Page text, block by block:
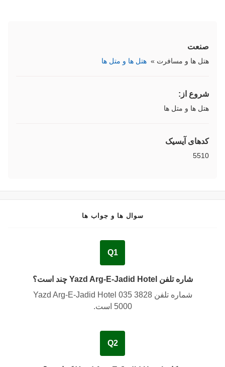
صنعت
هتل ها و مسافرت » هتل ها و متل ها
شروع از:
هتل ها و متل ها
کدهای آیسیک
5510
سوال ها و جواب ها
Q1
شاره تلفن Yazd Arg-E-Jadid Hotel چند است؟
شماره تلفن Yazd Arg-E-Jadid Hotel035 3828
5000 است.
Q2